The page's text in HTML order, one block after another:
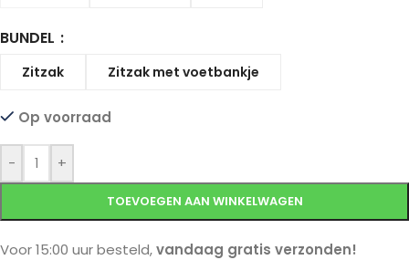
BUNDEL
Zitzak Zitzak met voetbankje
Op voorraad
- +
TOEVOEGEN AAN WINKELWAGEN
Voor 15:00 uur besteld,vandaag gratis verzonden!